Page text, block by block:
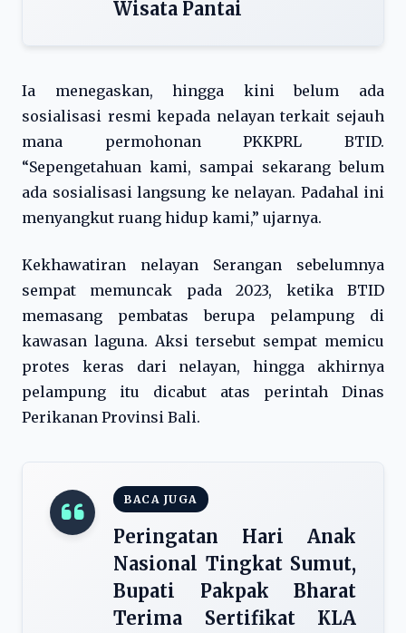
Wisata Pantai
Ia menegaskan, hingga kini belum ada
sosialisasi resmi kepada nelayan terkait sejauh
mana permohonan PKKPRL BTID.
“Sepengetahuan kami, sampai sekarang belum
ada sosialisasi langsung ke nelayan. Padahal ini
menyangkut ruang hidup kami,” ujarnya.
Kekhawatiran nelayan Serangan sebelumnya
sempat memuncak pada 2023, ketika BTID
memasang pembatas berupa pelampung di
kawasan laguna. Aksi tersebut sempat memicu
protes keras dari nelayan, hingga akhirnya
pelampung itu dicabut atas perintah Dinas
Perikanan Provinsi Bali.
BACA JUGA
Peringatan Hari Anak
Nasional Tingkat Sumut,
Bupati Pakpak Bharat
Terima Sertifikat KLA